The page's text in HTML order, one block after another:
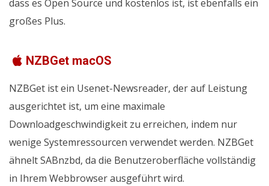
dass es Open Source und kostenlos ist, ist ebenfalls ein
großes Plus.
NZBGet macOS
NZBGet ist ein Usenet-Newsreader, der auf Leistung
ausgerichtet ist, um eine maximale
Downloadgeschwindigkeit zu erreichen, indem nur
wenige Systemressourcen verwendet werden. NZBGet
ähnelt SABnzbd, da die Benutzeroberfläche vollständig
in Ihrem Webbrowser ausgeführt wird.